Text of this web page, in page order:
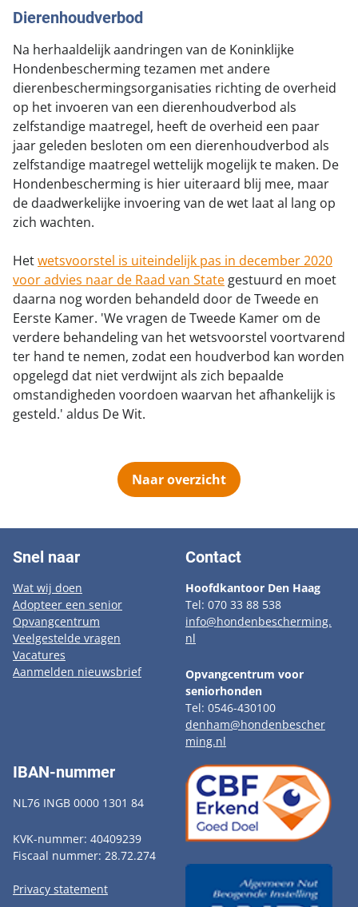
Dierenhoudverbod
Na herhaaldelijk aandringen van de Koninklijke
Hondenbescherming tezamen met andere
dierenbeschermingsorganisaties richting de overheid
op het invoeren van een dierenhoudverbod als
zelfstandige maatregel, heeft de overheid een paar
jaar geleden besloten om een dierenhoudverbod als
zelfstandige maatregel wettelijk mogelijk te maken. De
Hondenbescherming is hier uiteraard blij mee, maar
de daadwerkelijke invoering van de wet laat al lang op
zich wachten.
Hetwetsvoorstel is uiteindelijk pas in december 2020
voor advies naar de Raad van State gestuurd en moet
daarna nog worden behandeld door de Tweede en
Eerste Kamer. 'We vragen de Tweede Kamer om de
verdere behandeling van het wetsvoorstel voortvarend
ter hand te nemen, zodat een houdverbod kan worden
opgelegd dat niet verdwijnt als zich bepaalde
omstandigheden voordoen waarvan het afhankelijk is
gesteld.' aldus De Wit.
Naar overzicht
Snel naar
Wat wij doen
Adopteer een senior
Opvangcentrum
Veelgestelde vragen
Vacatures
Aanmelden nieuwsbrief
Contact
Hoofdkantoor Den Haag
Tel: 070 33 88 538
info@hondenbescherming.
nl
Opvangcentrum voor
seniorhonden
Tel: 0546-430100
denham@hondenbescher
ming.nl
IBAN-nummer
NL76 INGB 0000 1301 84
KVK-nummer: 40409239
Fiscaal nummer: 28.72.274
Privacy statement